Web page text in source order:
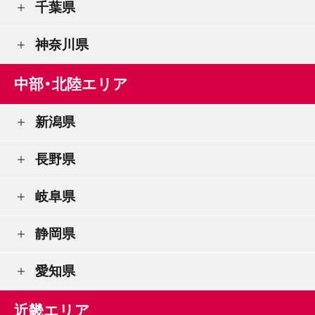
千葉県
神奈川県
中部・北陸エリア
新潟県
長野県
岐阜県
静岡県
愛知県
近畿エリア